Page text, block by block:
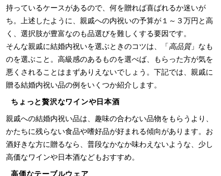
持っているケースがあるので、何を贈れば喜ばれるか迷いが
ち。上述したように、親戚への内祝いの予算が１～３万円と高
く、選択肢が豊富なのも品選びを難しくする要因です。
そんな親戚に結婚内祝いを選ぶときのコツは、「高品質」なも
のを選ぶこと。高級感のあるものを選べば、もらった方が気を
悪くされることはまずありえないでしょう。下記では、親戚に
贈る結婚内祝い品の例をいくつか紹介します。
ちょっと贅沢なワインや日本酒
親戚への結婚内祝い品は、趣味の合わない品物をもらうより、
かたちに残らない食品や嗜好品が好まれる傾向があります。お
酒好きな方に贈るなら、普段なかなか味わえないような、少し
高価なワインや日本酒などもおすすめ。
高価なテーブルウェア